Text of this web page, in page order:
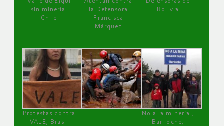
Valle de Elqui
sin minería.
Chile
Atentan contra
la Defensora
Francisca
Márquez
Defensoras de
Bolivia
Protestas contra
VALE, Brasil
No a la minería ,
Bariloche,